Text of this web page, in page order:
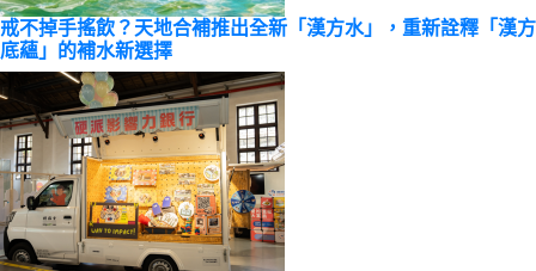
戒不掉手搖飲？天地合補推出全新「漢方水」，重新詮釋「漢方
底蘊」的補水新選擇